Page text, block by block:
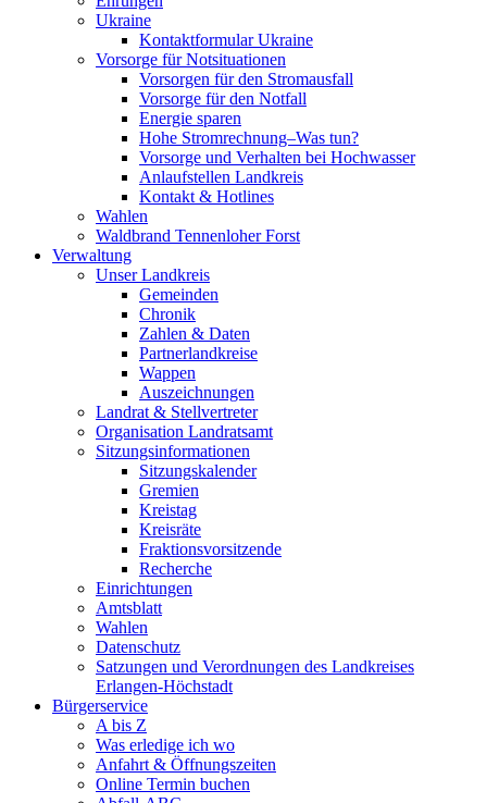
Ukraine
Kontaktformular Ukraine
Vorsorge für Notsituationen
Vorsorgen für den Stromausfall
Vorsorge für den Notfall
Energie sparen
Hohe Stromrechnung–Was tun?
Vorsorge und Verhalten bei Hochwasser
Anlaufstellen Landkreis
Kontakt & Hotlines
Wahlen
Waldbrand Tennenloher Forst
Verwaltung
Unser Landkreis
Gemeinden
Chronik
Zahlen & Daten
Partnerlandkreise
Wappen
Auszeichnungen
Landrat & Stellvertreter
Organisation Landratsamt
Sitzungsinformationen
Sitzungskalender
Gremien
Kreistag
Kreisräte
Fraktionsvorsitzende
Recherche
Einrichtungen
Amtsblatt
Wahlen
Datenschutz
Satzungen und Verordnungen des Landkreises
Erlangen-Höchstadt
Bürgerservice
A bis Z
Was erledige ich wo
Anfahrt & Öffnungszeiten
Online Termin buchen